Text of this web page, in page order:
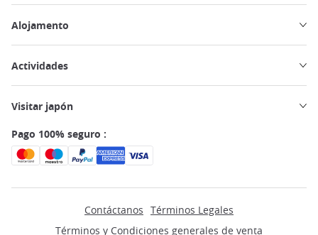
Alojamento
Actividades
Visitar japón
Pago 100% seguro :
Contáctanos Términos Legales
Términos y Condiciones generales de venta